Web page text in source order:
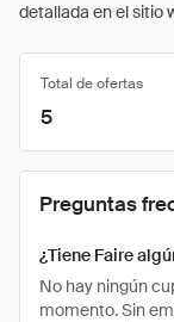
detallada en el sitio
Total de ofertas
5
Preguntas
¿Tiene Faire
No hay ningún
momento. Sin